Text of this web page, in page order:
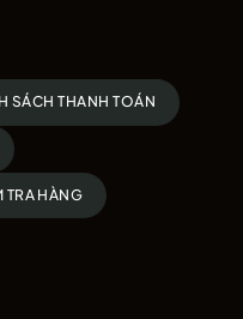
SÁCH THANH TOÁN
TRA HÀNG